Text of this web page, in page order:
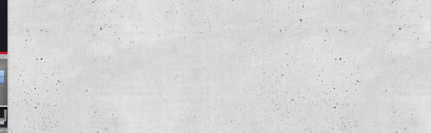
come il coordinamento tra fornitori e
posatori, la gestione delle tempistiche di
consegna e il riordino post-posa. Grazie
a dashboard personalizzabili, report
dettagliati e un’interfaccia con colori e
grafici intuitivi, offre un controllo
immediato su vendite, cantieri e
assistenze, riducendo errori e ritardi
operativi. Disponibile anche su app per
smartphone e tablet, Rubiko permette
di gestire ogni attività ovunque, anche in
cantiere, garantendo operatività in
tempo reale. Il sistema è pronto all’uso,
ma completamente personalizzabile
per adattarsi alle esigenze specifiche di
ogni azienda, offrendo massima
flessibilità e scalabilità.
dell’edificio. Il controllo di coerenza
integrato garantisce una progettazione
priva di errori fin dalle prime fasi. Inoltre,
Logikal dispone di interfacce avanzate
per l’integrazione con sistemi ERP/PPS,
software CAD e programmi di
modellazione 3D, oltre a soluzioni
specializzate, come quelle per le
verande.